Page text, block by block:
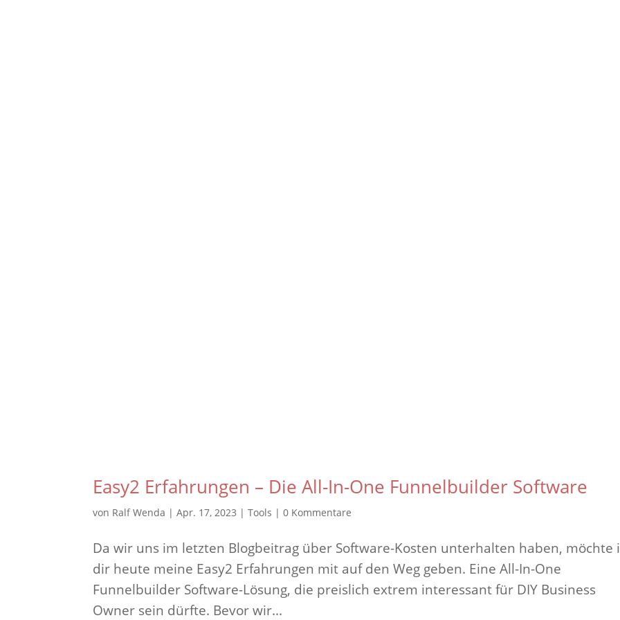
Easy2 Erfahrungen – Die All-In-One Funnelbuilder Software
von Ralf Wenda |Apr. 17, 2023 |Tools |0 Kommentare
Da wir uns im letzten Blogbeitrag über Software-Kosten unterhalten haben, möchte
dir heute meine Easy2 Erfahrungen mit auf den Weg geben. Eine All-In-One
Funnelbuilder Software-Lösung, die preislich extrem interessant für DIY Business
Owner sein dürfte. Bevor wir...